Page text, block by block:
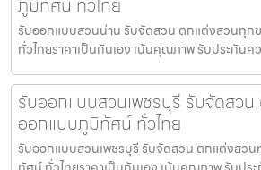
รับออกแบบสวนน่าน รับจัดสวน ตกแต่งสวนทุ
ทั่วไทยราคาเป็นกันเอง เน้นคุณภาพ รับประกันค
รับออกแบบสวนเพชรบุรี รับจัดสว
ออกแบบภูมิทัศน์ ทั่วไทย
รับออกแบบสวนเพชรบุรี รับจัดสวน ตกแต่งสว